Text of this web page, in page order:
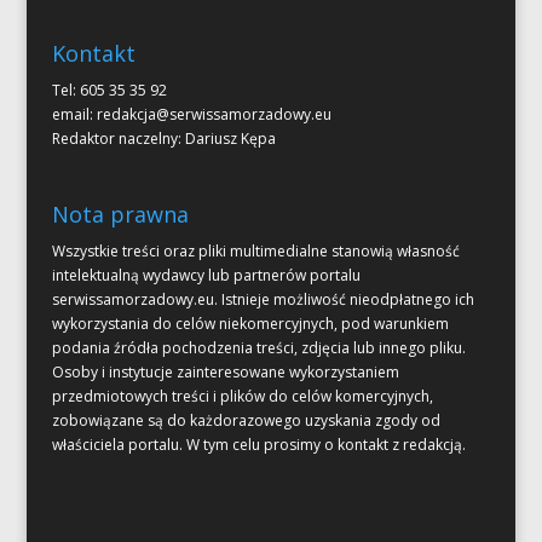
Kontakt
Tel: 605 35 35 92
email: redakcja@serwissamorzadowy.eu
Redaktor naczelny: Dariusz Kępa
Nota prawna
Wszystkie treści oraz pliki multimedialne stanowią własność
intelektualną wydawcy lub partnerów portalu
serwissamorzadowy.eu. Istnieje możliwość nieodpłatnego ich
wykorzystania do celów niekomercyjnych, pod warunkiem
podania źródła pochodzenia treści, zdjęcia lub innego pliku.
Osoby i instytucje zainteresowane wykorzystaniem
przedmiotowych treści i plików do celów komercyjnych,
zobowiązane są do każdorazowego uzyskania zgody od
właściciela portalu. W tym celu prosimy o kontakt z redakcją.